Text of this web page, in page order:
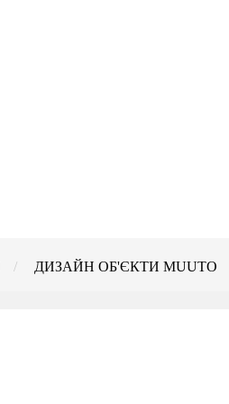
ДИЗАЙН ОБ'ЄКТИ MUUTO